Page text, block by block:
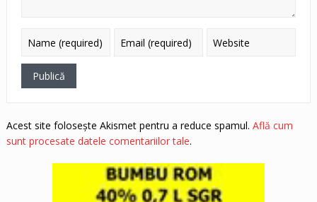
Acest site folosește Akismet pentru a reduce spamul. Află cum
sunt procesate datele comentariilor tale.